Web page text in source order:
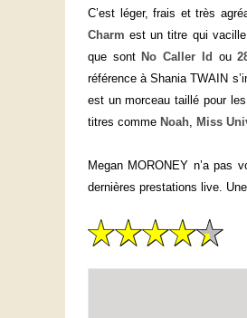
C’est léger, frais et très
Charm est un titre qui
que sontNo Caller Id ou
référence à Shania TWAIN
est un morceau taillé pour
titres comme Noah, Miss
Megan MORONEY n’a pas
dernières prestations live.